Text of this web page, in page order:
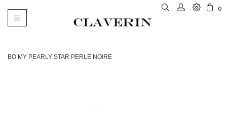
0
Basculer
BO MY PEARLY STAR PERLE NOIRE